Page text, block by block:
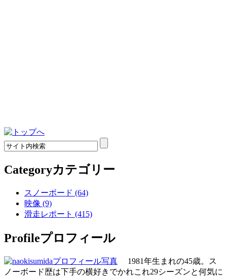
Categoryカテゴリー
スノーボード (64)
映像 (9)
滑走レポート (415)
Profileプロフィール
1981年生まれの45歳。ス
ノーボード歴は下手の横好きでかれこれ29シーズンと何気に